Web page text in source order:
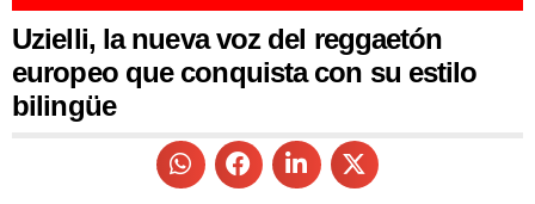
Uzielli, la nueva voz del reggaetón
europeo que conquista con su estilo
bilingüe